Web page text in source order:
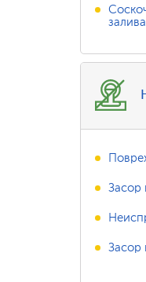
Засор
Засор